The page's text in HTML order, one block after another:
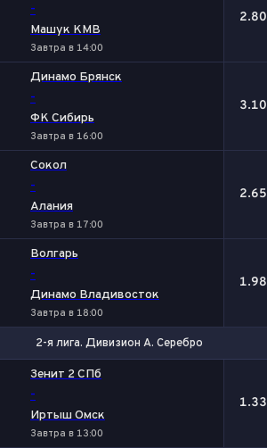
-
Машук КМВ
Завтра в 14:00
2.80
Динамо Брянск
-
ФК Сибирь
Завтра в 16:00
3.10
Сокол
-
Алания
Завтра в 17:00
2.65
Волгарь
-
Динамо Владивосток
Завтра в 18:00
1.98
2-я лига. Дивизион А. Серебро
Зенит 2 СПб
-
Иртыш Омск
Завтра в 13:00
1.33